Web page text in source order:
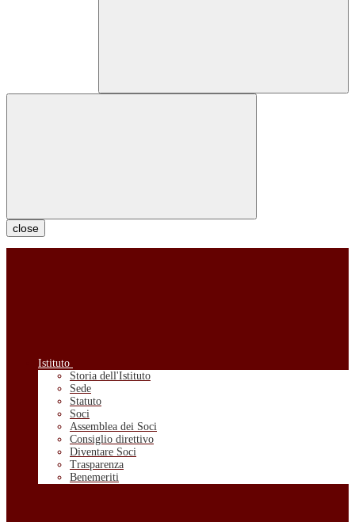
close
Istituto
Storia dell'Istituto
Sede
Statuto
Soci
Assemblea dei Soci
Consiglio direttivo
Diventare Soci
Trasparenza
Benemeriti